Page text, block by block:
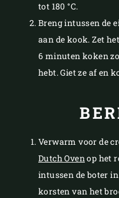
tot 180 °C.
Breng intussen de
aan de kook. Zet
6 minuten koken
hebt. Giet ze af en
Verwarm voor de
Dutch Ovenop het
intussen de boter
korsten van het